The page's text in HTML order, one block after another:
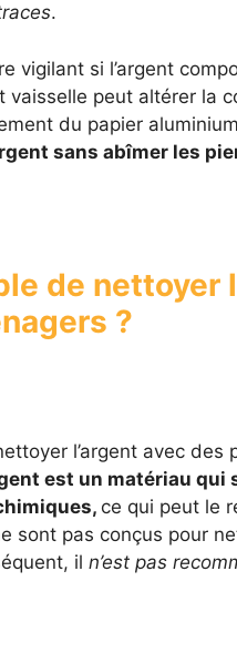
.
vigilant si l’argent
vaisselle peut altérer la
du papier
sans abîmer les
de nettoyer
?
l’argent avec
est un matériau
ce qui peut le
sont pas conçus pour
il n’est pas